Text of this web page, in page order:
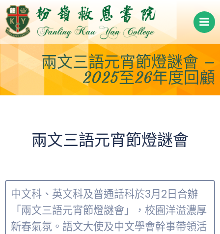
Skip
to
content
兩文三語元宵節燈謎會 –
2025至26年度回顧
兩文三語元宵節燈謎會
中文科、英文科及普通話科於3月2日合辦
「兩文三語元宵節燈謎會」，校園洋溢濃厚
新春氣氛。語文大使及中文學會幹事帶領活